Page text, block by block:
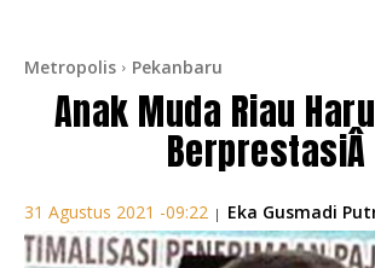
Metropolis Pekanbaru
Anak Muda Riau
BerprestasiÂ
31 Agustus 2021 -09:22 | Eka Gusmadi